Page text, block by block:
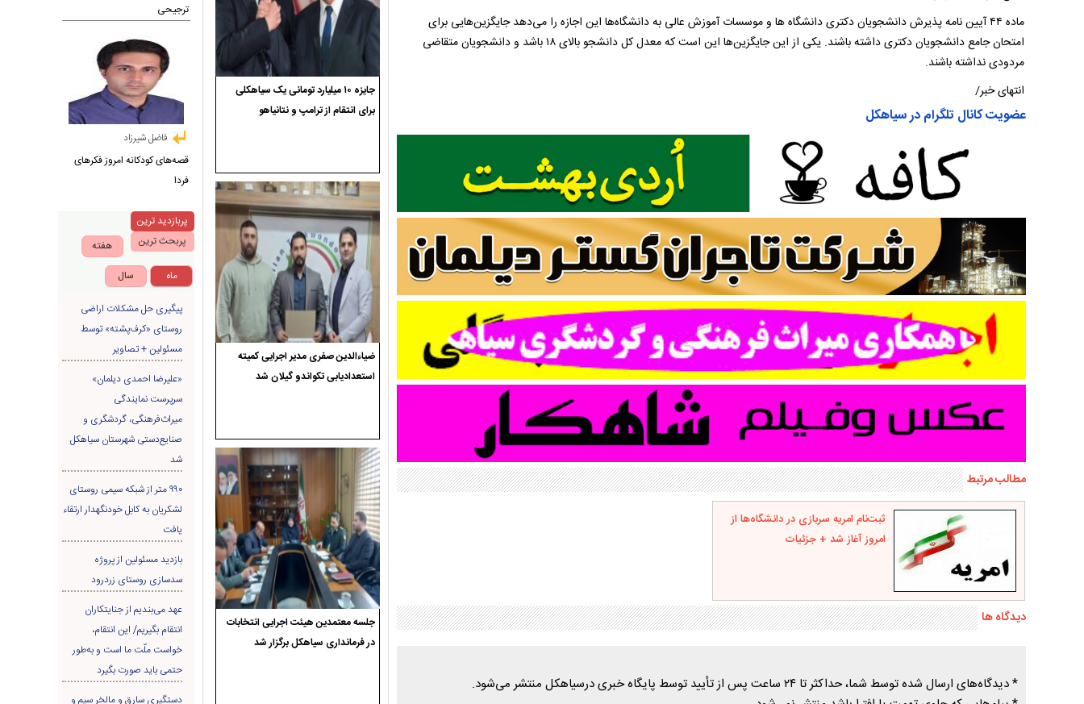
ماده ۴۴ آیین نامه پذیرش دانشجویان دکتری دانشگاه ها و موسسات آموزش عالی به دانشگاه‌ها این اجازه را می‌دهد جایگزین‌هایی برای
امتحان جامع دانشجویان دکتری داشته باشند. یکی از این جایگزین‌ها این است که معدل کل دانشجو بالای ۱۸ باشد و دانشجویان متقاضی
مردودی نداشته باشند.
انتهای خبر/
عضویت کانال تلگرام در سیاهکل
مطالب مرتبط
ثبت‌نام امریه سربازی در دانشگاه‌ها از
امروز آغاز شد + جزئیات
دیدگاه ها
* دیدگاه‌های ارسال شده توسط شما، حداکثر تا ۲۴ ساعت پس از تأیید توسط پایگاه خبری درسیاهکل منتشر می‌شود.
جایزه ۱۰ میلیارد تومانی یک سیاهکلی
برای انتقام از ترامپ و نتانیاهو
ضیاءالدین صفری مدیر اجرایی کمیته
استعدادیابی تکواندو گیلان شد
جلسه معتمدین هیئت اجرایی انتخابات
در فرمانداری سیاهکل برگزار شد
ترجیحی
فاضل شیرزاد
قصه‌های کودکانه امروز فکرهای
فردا
پربازدید ترین
پربحث ترین
هفته
ماه
سال
پیگیری حل مشکلات اراضی
روستای «کرف‌پشته» توسط
مسئولین + تصاویر
«علیرضا احمدی دیلمان»
سرپرست نمایندگی
میراث‌فرهنگی، گردشگری و
صنایع‌دستی شهرستان سیاهکل
شد
۹۹۰ متر از شبکه سیمی روستای
لشکریان به کابل خودنگهدار ارتقاء
یافت
بازدید مسئولین از پروژه
سدسازی روستای زردرود
عهد می‌بندیم از جنایتکاران
انتقام بگیریم/ این انتقام،
خواست ملّت ما است و به‌طور
حتمی باید صورت بگیرد
دستگیری سارق و مالخر سیم و